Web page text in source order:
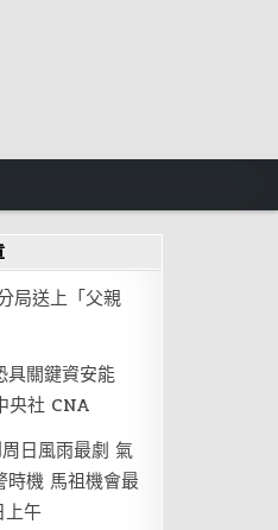
局送上「父親
關鍵資安能
央社 CNA
日風雨最劇 氣
時機 馬祖機會最
上午